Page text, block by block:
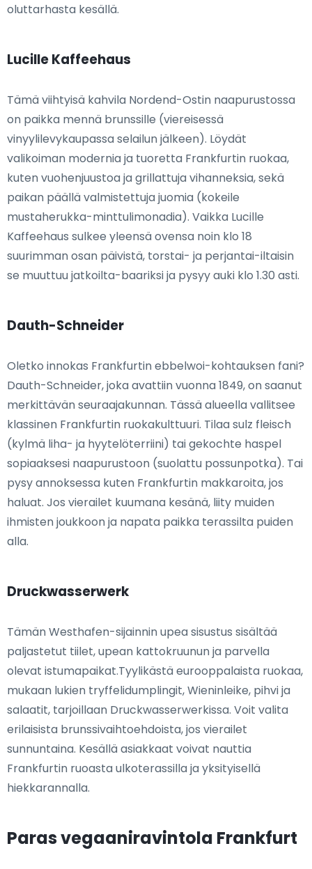
oluttarhasta kesällä.
Lucille Kaffeehaus
Tämä viihtyisä kahvila Nordend-Ostin naapurustossa
on paikka mennä brunssille (viereisessä
vinyylilevykaupassa selailun jälkeen). Löydät
valikoiman modernia ja tuoretta Frankfurtin ruokaa,
kuten vuohenjuustoa ja grillattuja vihanneksia, sekä
paikan päällä valmistettuja juomia (kokeile
mustaherukka-minttulimonadia). Vaikka Lucille
Kaffeehaus sulkee yleensä ovensa noin klo 18
suurimman osan päivistä, torstai- ja perjantai-iltaisin
se muuttuu jatkoilta-baariksi ja pysyy auki klo 1.30 asti.
Dauth-Schneider
Oletko innokas Frankfurtin ebbelwoi-kohtauksen fani?
Dauth-Schneider, joka avattiin vuonna 1849, on saanut
merkittävän seuraajakunnan. Tässä alueella vallitsee
klassinen Frankfurtin ruokakulttuuri. Tilaa sulz fleisch
(kylmä liha- ja hyytelöterriini) tai gekochte haspel
sopiaaksesi naapurustoon (suolattu possunpotka). Tai
pysy annoksessa kuten Frankfurtin makkaroita, jos
haluat. Jos vierailet kuumana kesänä, liity muiden
ihmisten joukkoon ja napata paikka terassilta puiden
alla.
Druckwasserwerk
Tämän Westhafen-sijainnin upea sisustus sisältää
paljastetut tiilet, upean kattokruunun ja parvella
olevat istumapaikat.Tyylikästä eurooppalaista ruokaa,
mukaan lukien tryffelidumplingit, Wieninleike, pihvi ja
salaatit, tarjoillaan Druckwasserwerkissa. Voit valita
erilaisista brunssivaihtoehdoista, jos vierailet
sunnuntaina. Kesällä asiakkaat voivat nauttia
Frankfurtin ruoasta ulkoterassilla ja yksityisellä
hiekkarannalla.
Paras vegaaniravintola Frankfurt